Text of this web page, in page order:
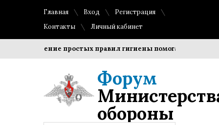
Главная Вход
Регистрация
Контакты
Личный кабинет
Соблюдение простых правил гигиены помогает
Форум
обороны